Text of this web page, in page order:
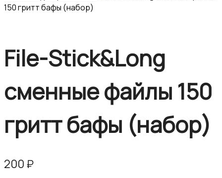
foam
По
мотивам
150 гритт бафы (набор)
File-Stick&Long
сменные файлы 150
гритт бафы (набор)
200₽